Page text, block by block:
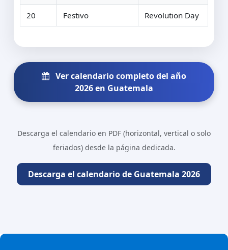
20 Festivo Revolution Day
Ver calendario completo del año
2026 en Guatemala
Descarga el calendario en PDF (horizontal, vertical o solo
feriados) desde la página dedicada.
Descarga el calendario de Guatemala 2026